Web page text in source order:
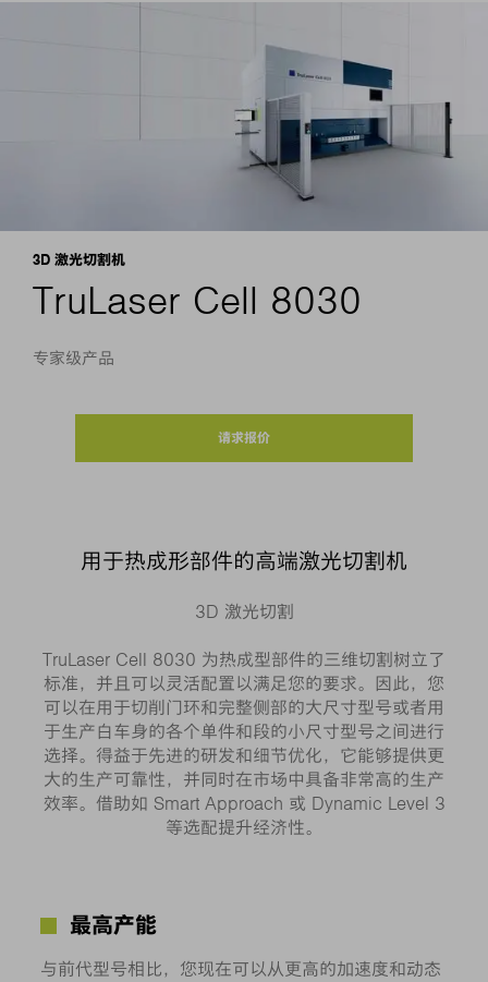
3D 激光切割机
TruLaser Cell 8030
专家级产品
请求报价
用于热成形部件的高端激光切割机
3D 激光切割
TruLaser Cell 8030 为热成型部件的三维切割树立了
标准，并且可以灵活配置以满足您的要求。因此，您
可以在用于切削门环和完整侧部的大尺寸型号或者用
于生产白车身的各个单件和段的小尺寸型号之间进行
选择。得益于先进的研发和细节优化，它能够提供更
大的生产可靠性，并同时在市场中具备非常高的生产
效率。借助如 Smart Approach 或 Dynamic Level 3
等选配提升经济性。
最高产能
与前代型号相比，您现在可以从更高的加速度和动态